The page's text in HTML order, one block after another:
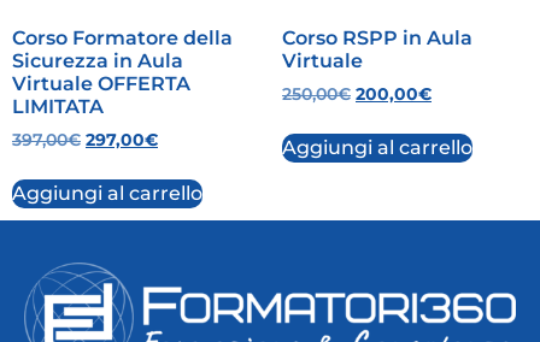
Corso Formatore della
Sicurezza in Aula
Virtuale OFFERTA
LIMITATA
397,00€ 297,00€
Aggiungi al carrello
Corso RSPP in Aula
Virtuale
250,00€ 200,00€
Aggiungi al carrello